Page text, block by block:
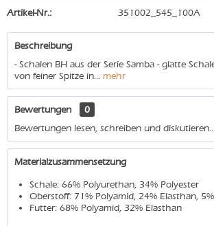
Artikel-Nr.: 351002_545_100A
Beschreibung
- Schalen BH aus der Serie Samba - glatte
von feiner Spitze in... mehr
Bewertungen
0
Bewertungen lesen, schreiben und diskutieren...
Materialzusammensetzung
Schale: 66% Polyurethan, 34% Polyester
Oberstoff: 71% Polyamid, 24% Elasthan,
Futter: 68% Polyamid, 32% Elasthan